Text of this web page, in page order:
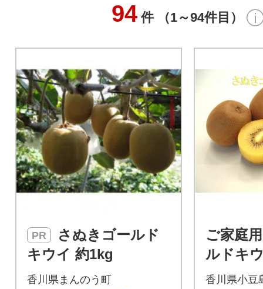
94 件 （1～94件目）
PR
キウイ 約1kg
香川県まんのう町
ご家庭
ルドキ
香川県小豆